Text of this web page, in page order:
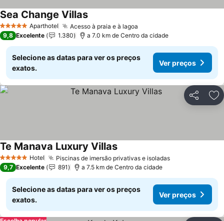
5 Estrelas Aparthotel Acesso à praia e à lagoa
Sea Change Villas
9,8 Excelente 1.380 a 7.0 km de Centro da cidade
Selecione as datas para ver os preços
exatos.
Ver preços
Partilhar
5 Estrelas Hotel Piscinas de imersão privativas e isoladas
Te Manava Luxury Villas
9,7 Excelente 891 a 7.5 km de Centro da cidade
Selecione as datas para ver os preços
exatos.
Ver preços